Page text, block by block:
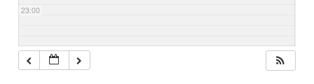
23:00